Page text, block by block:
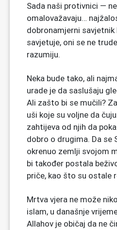
Sada naši protivnici —
omalovažavaju…
dobronamjerni
savjetuje, oni se ne
razumiju.
Neka bude tako, ali
urade je da saslušaju
Ali zašto bi se mučili?
uši koje su voljne da
zahtijeva od njih da
dobro o drugima. Da se
okrenuo zemlji svojom
bi također postala
priče, kao što su ostale
Mrtva vjera ne može
islam, u današnje
Allahov je običaj da ne